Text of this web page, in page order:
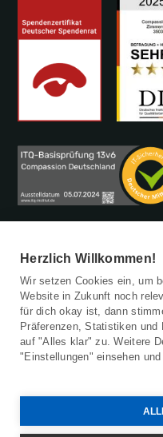
Patenschaft beenden
Barrierefreiheitserklärung
Kinderschutz
Datenschutz
© 2026 Compassion
Herzlich Willkommen!
Wir setzen Cookies ein, um
Website in Zukunft noch
für dich okay ist, dann
Präferenzen, Statistiken
auf "Alles klar" zu. Weitere
"Einstellungen" einsehen